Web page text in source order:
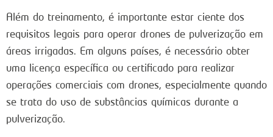
Além do treinamento, é importante estar ciente dos
requisitos legais para operar drones de pulverização em
áreas irrigadas. Em alguns países, é necessário obter
uma licença específica ou certificado para realizar
operações comerciais com drones, especialmente quando
se trata do uso de substâncias químicas durante a
pulverização.